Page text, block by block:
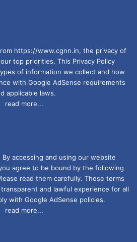
https://www.cgnn.in, the privacy of
top priorities. This Privacy Policy
of information we collect and how
with Google AdSense requirements
applicable laws.
read more...
By accessing and using our website
agree to be bound by the following
read them carefully. These terms
and lawful experience for all
with Google AdSense policies.
read more...